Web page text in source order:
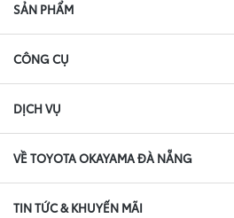
SẢN PHẨM
CÔNG CỤ
DỊCH VỤ
VỀ TOYOTA OKAYAMA ĐÀ NẴNG
TIN TỨC & KHUYẾN MÃI